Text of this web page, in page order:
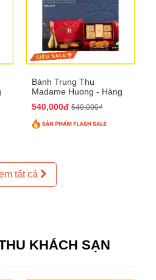
Bánh Trung Thu
Madame Huong - Hàng
540,000đ 540,000₫
tất cả
KHÁCH SẠN